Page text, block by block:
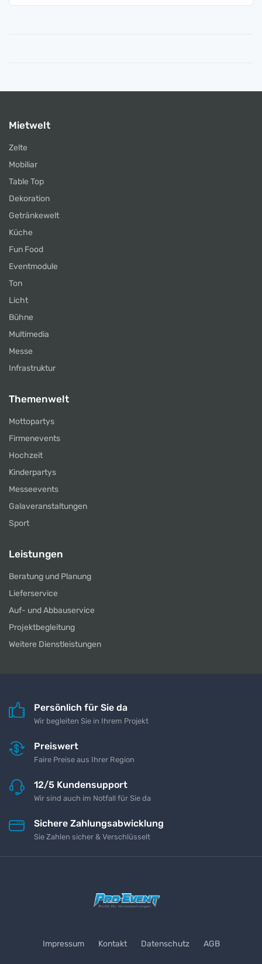
Mietwelt
Zelte
Mobiliar
Table Top
Dekoration
Getränkewelt
Küche
Fun Food
Eventmodule
Ton
Licht
Bühne
Multimedia
Messe
Infrastruktur
Themenwelt
Mottopartys
Firmenevents
Hochzeit
Kinderpartys
Messeevents
Galaveranstaltungen
Sport
Leistungen
Beratung und Planung
Lieferservice
Auf- und Abbauservice
Projektbegleitung
Weitere Dienstleistungen
Persönlich für Sie da
Wir begleiten Sie in Ihrem Projekt
Preiswert
Faire Preise aus Ihrer Region
12/5 Kundensupport
Wir sind auch im Notfall für Sie da
Sichere Zahlungsabwicklung
Sie Zahlen sicher & Verschlüsselt
Impressum Kontakt Datenschutz AGB